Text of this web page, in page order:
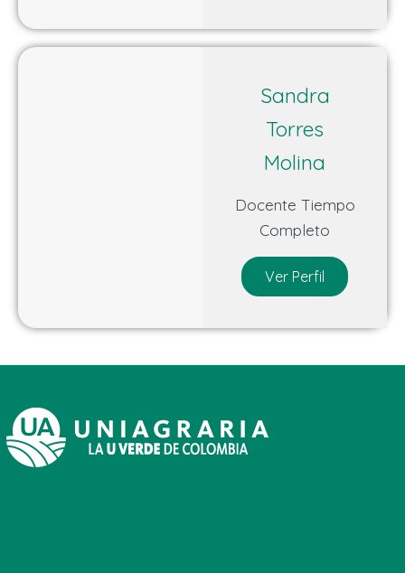
Sandra
Torres
Molina
Docente Tiempo
Completo
Ver Perfil